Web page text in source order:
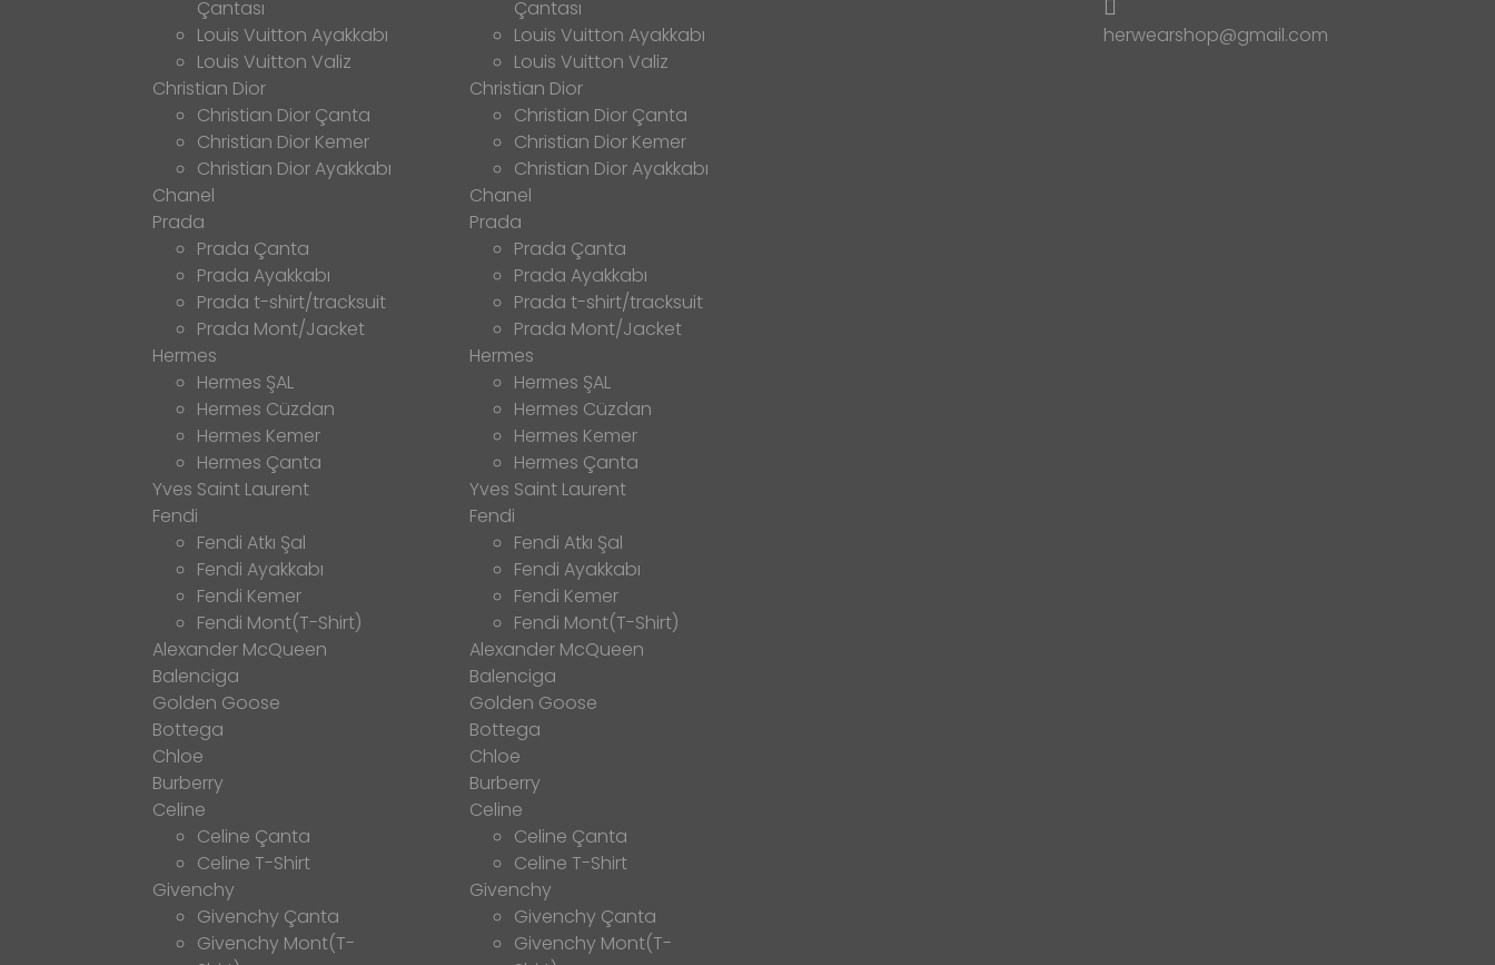
Çantası
Louis Vuitton Ayakkabı
Louis Vuitton Valiz
Christian Dior
Christian Dior Çanta
Christian Dior Kemer
Christian Dior Ayakkabı
Chanel
Prada
Prada Çanta
Prada Ayakkabı
Prada t-shirt/tracksuit
Prada Mont/Jacket
Hermes
Hermes ŞAL
Hermes Cüzdan
Hermes Kemer
Hermes Çanta
Yves Saint Laurent
Fendi
Fendi Atkı Şal
Fendi Ayakkabı
Fendi Kemer
Fendi Mont(T-Shirt)
Alexander McQueen
Balenciga
Golden Goose
Bottega
Chloe
Burberry
Celine
Celine Çanta
Celine T-Shirt
Givenchy
Givenchy Çanta
Givenchy Mont(T-
Çantası
Louis Vuitton Ayakkabı
Louis Vuitton Valiz
Christian Dior
Christian Dior Çanta
Christian Dior Kemer
Christian Dior Ayakkabı
Chanel
Prada
Prada Çanta
Prada Ayakkabı
Prada t-shirt/tracksuit
Prada Mont/Jacket
Hermes
Hermes ŞAL
Hermes Cüzdan
Hermes Kemer
Hermes Çanta
Yves Saint Laurent
Fendi
Fendi Atkı Şal
Fendi Ayakkabı
Fendi Kemer
Fendi Mont(T-Shirt)
Alexander McQueen
Balenciga
Golden Goose
Bottega
Chloe
Burberry
Celine
Celine Çanta
Celine T-Shirt
Givenchy
Givenchy Çanta
Givenchy Mont(T-
herwearshop@gmail.com